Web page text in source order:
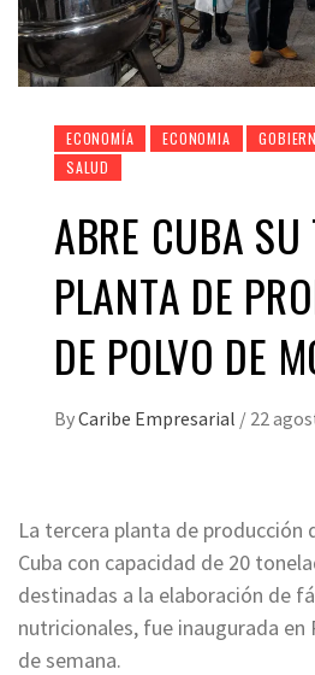
ECONOMÍA ECONOMIA
SALUD
ABRE CUBA SU
PLANTA DE
DE POLVO DE
ByCaribe Empresarial / 22
La tercera planta de producción
Cuba con capacidad de 20
destinadas a la elaboración de
nutricionales, fue inaugurada en
de semana.